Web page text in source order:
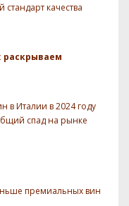
качества
раскрываем
в Италии в 2024 году
спад на рынке
премиальных вин